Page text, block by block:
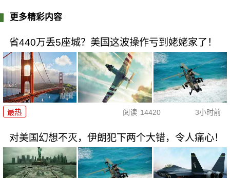
更多精彩内容
省440万丢5座城？美国这波操作亏到姥姥家了！
最热 阅读 14420 3小时前
对美国幻想不灭，伊朗犯下两个大错，令人痛心！